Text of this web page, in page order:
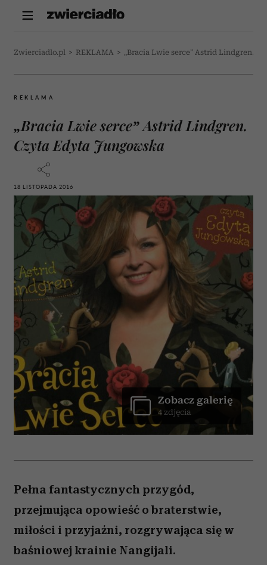
Zwierciadlo.pl > REKLAMA > „Bracia Lwie serce” Astrid Lindgren.
REKLAMA
„Bracia Lwie serce” Astrid Lindgren.
Czyta Edyta Jungowska
18 LISTOPADA 2016
Zobacz galerię
4 zdjęcia
Pełna fantastycznych przygód,
przejmująca opowieść o braterstwie,
miłości i przyjaźni, rozgrywająca się w
baśniowej krainie Nangijali.